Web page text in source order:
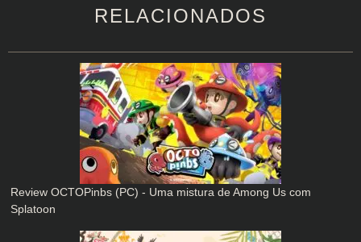
RELACIONADOS
Review OCTOPinbs (PC) - Uma mistura de Among Us com
Splatoon